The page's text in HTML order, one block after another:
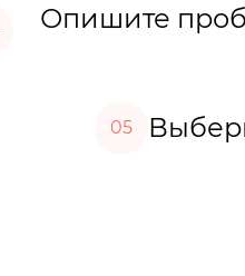
Опишите
05